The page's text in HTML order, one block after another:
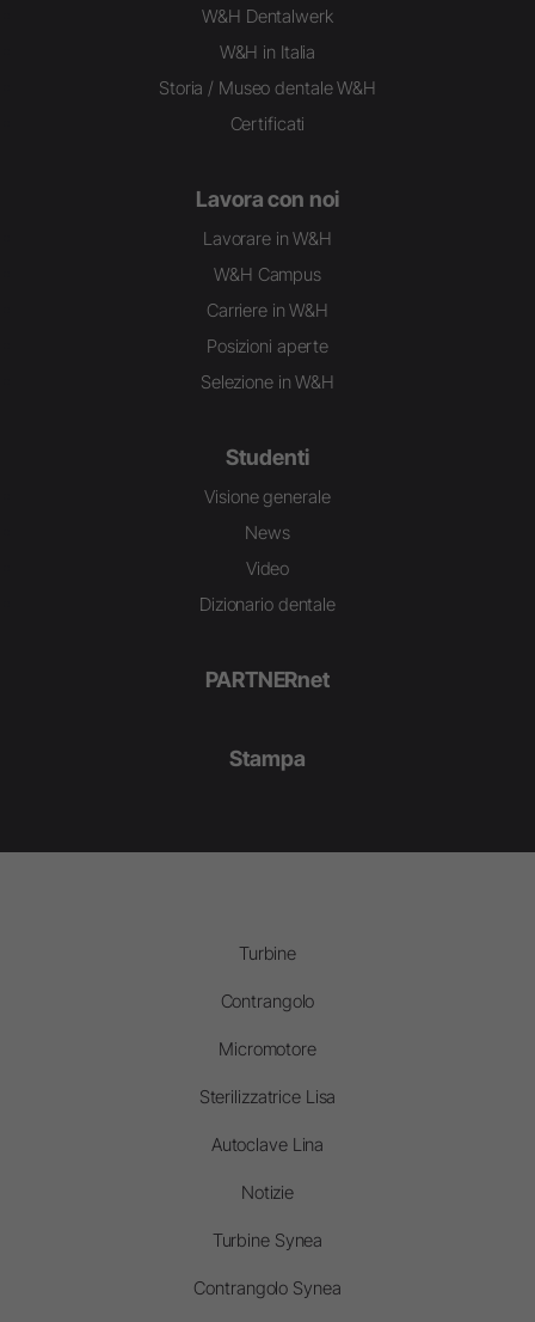
W&H Dentalwerk
W&H in Italia
Storia / Museo dentale W&H
Certificati
Lavora con noi
Lavorare in W&H
W&H Campus
Carriere in W&H
Posizioni aperte
Selezione in W&H
Studenti
Visione generale
News
Video
Dizionario dentale
PARTNERnet
Stampa
Turbine
Contrangolo
Micromotore
Sterilizzatrice Lisa
Autoclave Lina
Notizie
Turbine Synea
Contrangolo Synea